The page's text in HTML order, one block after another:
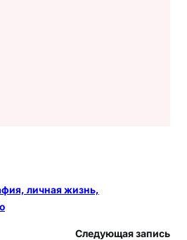
личная жизнь,
Следующая запись